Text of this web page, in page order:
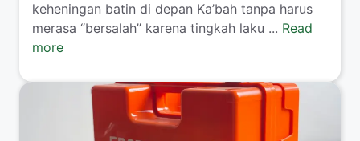
keheningan batin di depan Ka’bah tanpa harus
merasa “bersalah” karena tingkah laku ... Read
more